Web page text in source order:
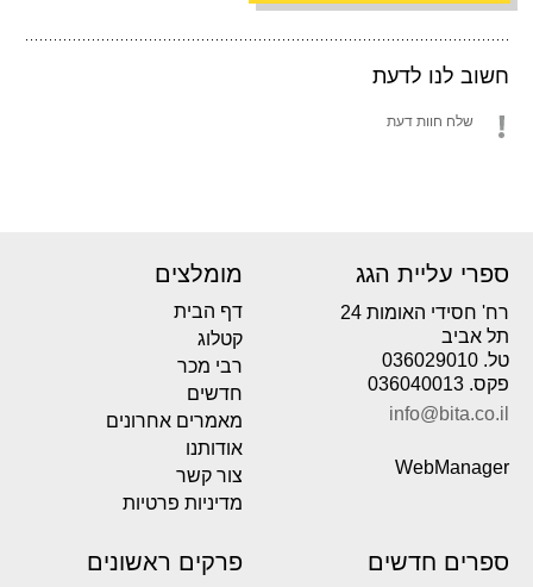
חשוב לנו לדעת
שלח חוות דעת
ספרי עליית הגג
רח' חסידי האומות 24
תל אביב
טל. 036029010
פקס. 036040013
info@bita.co.il
WebManager
מומלצים
דף הבית
קטלוג
רבי מכר
חדשים
מאמרים אחרונים
אודותנו
צור קשר
מדיניות פרטיות
ספרים חדשים פרקים ראשונים